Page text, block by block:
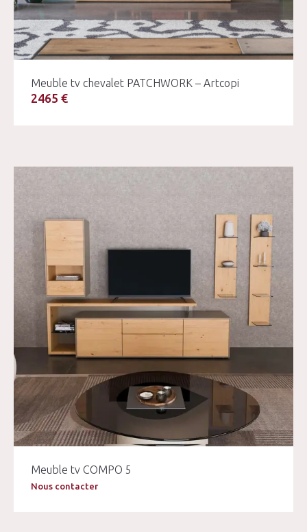
Meuble tv chevalet PATCHWORK – Artcopi
2465 €
Meuble tv COMPO 5
Nous contacter